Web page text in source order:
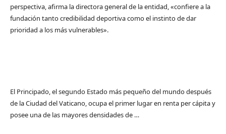
perspectiva, afirma la directora general de la entidad, «confiere a la
fundación tanto credibilidad deportiva como el instinto de dar
prioridad a los más vulnerables».
El Principado, el segundo Estado más pequeño del mundo después
de la Ciudad del Vaticano, ocupa el primer lugar en renta per cápita y
posee una de las mayores densidades de …